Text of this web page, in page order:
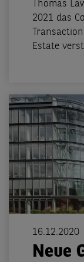
Thomas
2021 das
Estate
16.12.2020
Neue